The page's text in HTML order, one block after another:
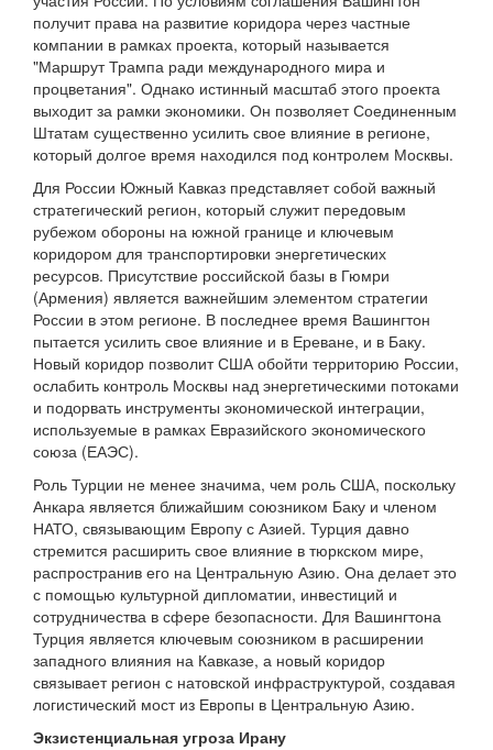
получит права на развитие коридора через частные
компании в рамках проекта, который называется
"Маршрут Трампа ради международного мира и
процветания". Однако истинный масштаб этого проекта
выходит за рамки экономики. Он позволяет Соединенным
Штатам существенно усилить свое влияние в регионе,
который долгое время находился под контролем Москвы.
Для России Южный Кавказ представляет собой важный
стратегический регион, который служит передовым
рубежом обороны на южной границе и ключевым
коридором для транспортировки энергетических
ресурсов. Присутствие российской базы в Гюмри
(Армения) является важнейшим элементом стратегии
России в этом регионе. В последнее время Вашингтон
пытается усилить свое влияние и в Ереване, и в Баку.
Новый коридор позволит США обойти территорию России,
ослабить контроль Москвы над энергетическими потоками
и подорвать инструменты экономической интеграции,
используемые в рамках Евразийского экономического
союза (ЕАЭС).
Роль Турции не менее значима, чем роль США, поскольку
Анкара является ближайшим союзником Баку и членом
НАТО, связывающим Европу с Азией. Турция давно
стремится расширить свое влияние в тюркском мире,
распространив его на Центральную Азию. Она делает это
с помощью культурной дипломатии, инвестиций и
сотрудничества в сфере безопасности. Для Вашингтона
Турция является ключевым союзником в расширении
западного влияния на Кавказе, а новый коридор
связывает регион с натовской инфраструктурой, создавая
логистический мост из Европы в Центральную Азию.
Экзистенциальная угроза Ирану